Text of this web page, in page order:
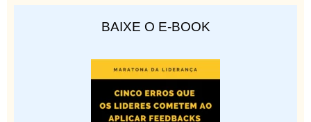
BAIXE O E-BOOK